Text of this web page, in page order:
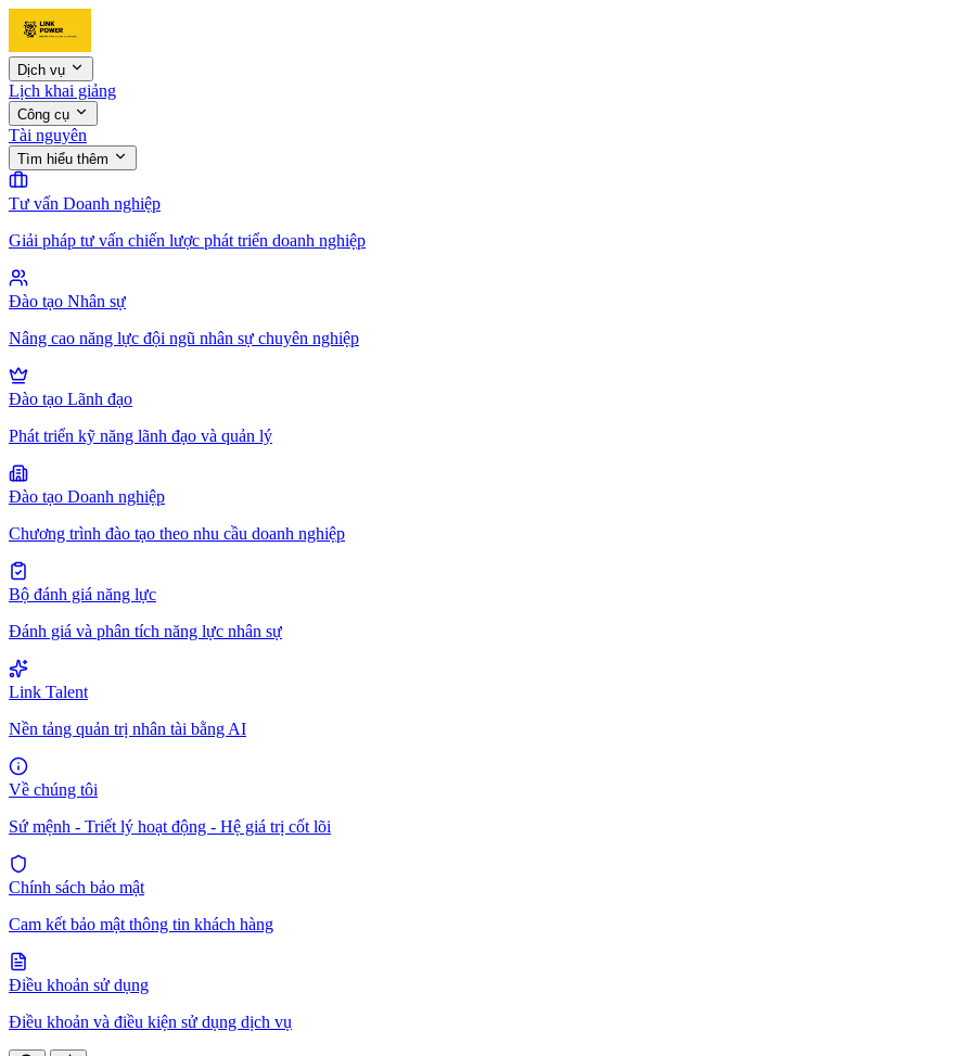
Dịch vụ
Lịch khai giảng
Công cụ
Tài nguyên
Tìm hiểu thêm
Tư vấn Doanh nghiệp
Giải pháp tư vấn chiến lược phát triển doanh nghiệp
Đào tạo Nhân sự
Nâng cao năng lực đội ngũ nhân sự chuyên nghiệp
Đào tạo Lãnh đạo
Phát triển kỹ năng lãnh đạo và quản lý
Đào tạo Doanh nghiệp
Chương trình đào tạo theo nhu cầu doanh nghiệp
Bộ đánh giá năng lực
Đánh giá và phân tích năng lực nhân sự
Link Talent
Nền tảng quản trị nhân tài bằng AI
Về chúng tôi
Sứ mệnh - Triết lý hoạt động - Hệ giá trị cốt lõi
Chính sách bảo mật
Cam kết bảo mật thông tin khách hàng
Điều khoản sử dụng
Điều khoản và điều kiện sử dụng dịch vụ